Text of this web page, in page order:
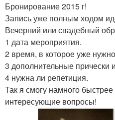
Бронирование 2015 г!
Запись уже полным ходом
Вечерний или свадебный
1 дата мероприятия.
2 время, в которое уже
3 дополнительные прически
4 нужна ли репетиция.
Так я смогу намного
интересующие вопросы!